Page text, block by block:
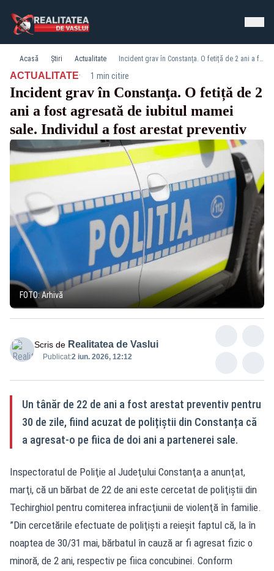
Acasă Știri Actualitate Incident grav în Constanţa. O fetiță de 2 ani a fost agresată de iubitul mamei sale. Individul a fost arestat preventiv
ACTUALITATE· 1 min citire
Incident grav în Constanţa. O fetiță de 2
ani a fost agresată de iubitul mamei
sale. Individul a fost arestat preventiv
FOTO: Arhivă
Scris de Realitatea de Vaslui
Publicat:2 iun. 2026, 12:12
Un tânăr de 22 de ani a fost arestat preventiv pentru
30 de zile, fiind acuzat de polițiștii din Constanța că
a agresat-o pe fiica de doi ani a partenerei sale.
Inspectoratul de Poliţie al Judeţului Constanţa a anunţat,
marţi, că un bărbat de 22 de ani este cercetat de poliţiştii din
Techirghiol pentru comiterea infracţiunii de violenţă în familie.
”Din cercetările efectuate de poliţişti a reieşit faptul că, la în
noaptea de 30/31 mai, bărbatul în cauză ar fi agresat fizic o
minoră, de 2 ani, respectiv pe fiica concubinei. Conform